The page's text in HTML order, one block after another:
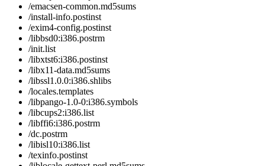
/emacsen-common.md5sums
/install-info.postinst
/exim4-config.postinst
/libbsd0:i386.postrm
/init.list
/libxtst6:i386.postinst
/libx11-data.md5sums
/libssl1.0.0:i386.shlibs
/locales.templates
/libpango-1.0-0:i386.symbols
/libcups2:i386.list
/libffi6:i386.postrm
/dc.postrm
/libisl10:i386.list
/texinfo.postinst